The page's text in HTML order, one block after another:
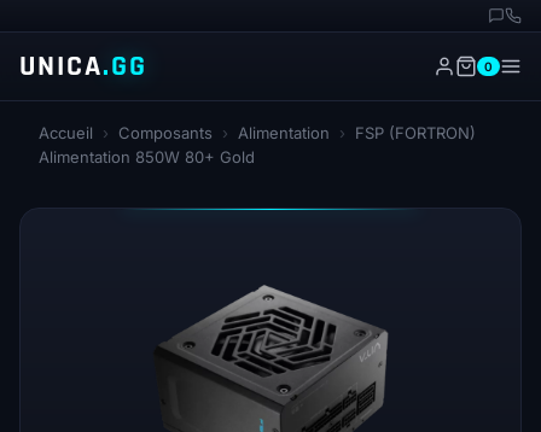
UNICA.GG 0
Accueil › Composants › Alimentation ›
FSP (FORTRON)
Alimentation 850W 80+ Gold